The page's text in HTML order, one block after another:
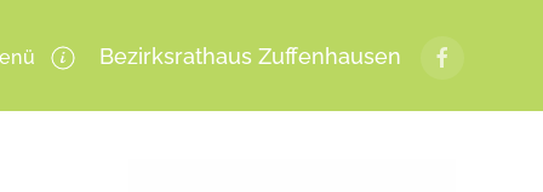
Bezirksrathaus Zuffenhausen